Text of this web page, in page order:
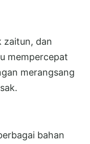
zaitun, dan
mempercepat
merangsang
bahan